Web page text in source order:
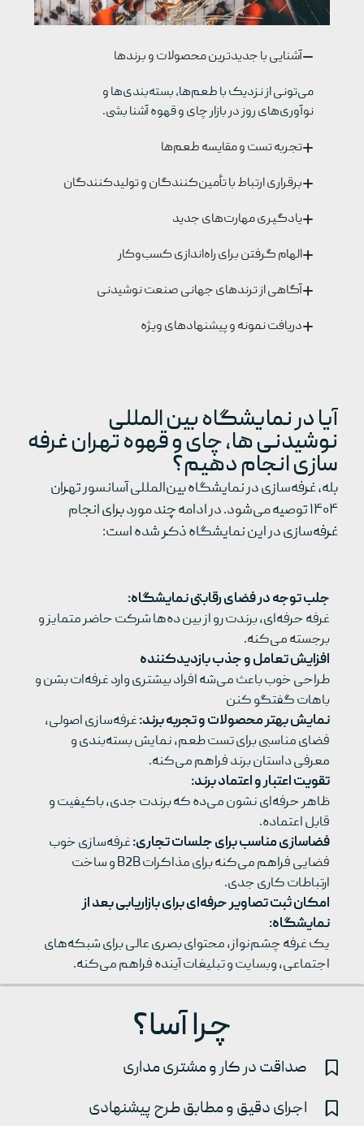
آشنایی با جدیدترین محصولات و برندها
می‌تونی از نزدیک با طعم‌ها، بسته‌بندی‌ها و
نوآوری‌های روز در بازار چای و قهوه آشنا بشی.
تجربه تست و مقایسه طعم‌ها
برقراری ارتباط با تأمین‌کنندگان و تولیدکنندگان
یادگیری مهارت‌های جدید
الهام گرفتن برای راه‌اندازی کسب‌وکار
آگاهی از ترندهای جهانی صنعت نوشیدنی
دریافت نمونه و پیشنهادهای ویژه
آیا در نمایشگاه بین المللی
نوشیدنی ها، چای و قهوه تهران غرفه
سازی انجام دهیم؟
بله، غرفه‌سازی در نمایشگاه بین‌المللی آسانسور تهران
۱۴۰۴ توصیه می‌شود. در ادامه چند مورد برای انجام
غرفه‌سازی در این نمایشگاه ذکر شده است:
جلب توجه در فضای رقابتی نمایشگاه:
غرفه حرفه‌ای، برندت رو از بین ده‌ها شرکت حاضر متمایز و
برجسته می‌کنه.
افزایش تعامل و جذب بازدیدکننده
طراحی خوب باعث می‌شه افراد بیشتری وارد غرفه‌ات بشن و
باهات گفتگو کنن
نمایش بهتر محصولات و تجربه برند:غرفه‌سازی اصولی،
فضای مناسبی برای تست طعم، نمایش بسته‌بندی و
معرفی داستان برند فراهم می‌کنه.
تقویت اعتبار و اعتماد برند:
ظاهر حرفه‌ای نشون می‌ده که برندت جدی، باکیفیت و
قابل اعتماده.
فضاسازی مناسب برای جلسات تجاری:غرفه‌سازی خوب
فضایی فراهم می‌کنه برای مذاکرات B2B و ساخت
ارتباطات کاری جدی.
امکان ثبت تصاویر حرفه‌ای برای بازاریابی بعد از
نمایشگاه:
یک غرفه چشم‌نواز، محتوای بصری عالی برای شبکه‌های
اجتماعی، وبسایت و تبلیغات آینده فراهم می‌کنه.
چرا آسا؟
صداقت در کار و مشتری مداری
اجرای دقیق و مطابق طرح پیشنهادی